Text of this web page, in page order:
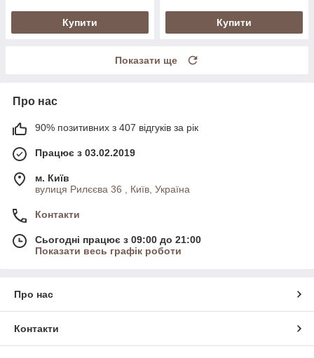
Купити Купити
Показати ще
Про нас
90% позитивних з 407 відгуків за рік
Працює з 03.02.2019
м. Київ
вулиця Рилєєва 36 , Київ, Україна
Контакти
Сьогодні працює з 09:00 до 21:00
Показати весь графік роботи
Про нас
Контакти